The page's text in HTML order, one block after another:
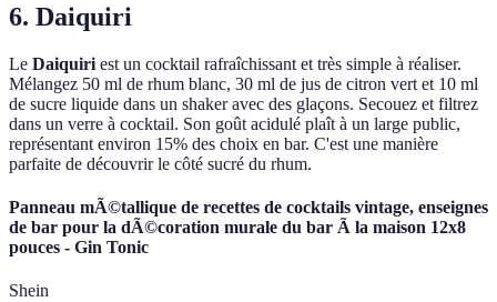
6. Daiquiri
Le Daiquiri est un cocktail rafraîchissant et très simple à réaliser.
Mélangez 50 ml de rhum blanc, 30 ml de jus de citron vert et 10 ml
de sucre liquide dans un shaker avec des glaçons. Secouez et filtrez
dans un verre à cocktail. Son goût acidulé plaît à un large public,
représentant environ 15% des choix en bar. C'est une manière
parfaite de découvrir le côté sucré du rhum.
Panneau mÃ©tallique de recettes de cocktails vintage, enseignes
de bar pour la dÃ©coration murale du bar Ã la maison 12x8
pouces - Gin Tonic
Shein